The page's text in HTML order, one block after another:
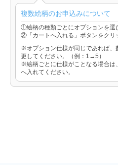
複数絵柄のお申込みについて
①絵柄の種類ごとにオプションを選
②「カートへ入れる」ボタンをクリ
※オプション仕様が同じであれば、
更してください。（例：1→5）
※絵柄ごとに仕様がことなる場合は
へ入れてください。